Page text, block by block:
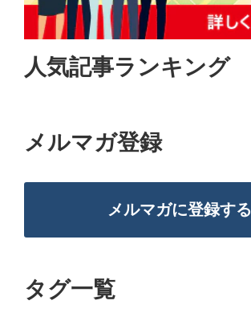
人気記事ランキング
メルマガ登録
メルマガに登録する
タグ一覧